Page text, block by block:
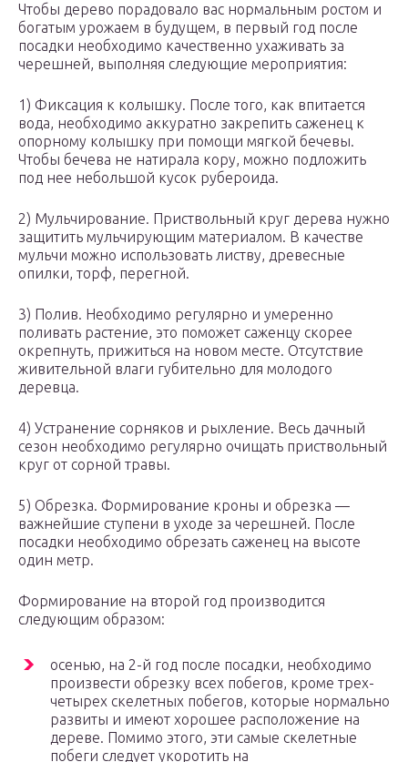
Чтобы дерево порадовало вас нормальным ростом и
богатым урожаем в будущем, в первый год после
посадки необходимо качественно ухаживать за
черешней, выполняя следующие мероприятия:
1) Фиксация к колышку. После того, как впитается
вода, необходимо аккуратно закрепить саженец к
опорному колышку при помощи мягкой бечевы.
Чтобы бечева не натирала кору, можно подложить
под нее небольшой кусок рубероида.
2) Мульчирование. Приствольный круг дерева нужно
защитить мульчирующим материалом. В качестве
мульчи можно использовать листву, древесные
опилки, торф, перегной.
3) Полив. Необходимо регулярно и умеренно
поливать растение, это поможет саженцу скорее
окрепнуть, прижиться на новом месте. Отсутствие
живительной влаги губительно для молодого
деревца.
4) Устранение сорняков и рыхление. Весь дачный
сезон необходимо регулярно очищать приствольный
круг от сорной травы.
5) Обрезка. Формирование кроны и обрезка —
важнейшие ступени в уходе за черешней. После
посадки необходимо обрезать саженец на высоте
один метр.
Формирование на второй год производится
следующим образом:
осенью, на 2-й год после посадки, необходимо
произвести обрезку всех побегов, кроме трех-
четырех скелетных побегов, которые нормально
развиты и имеют хорошее расположение на
дереве. Помимо этого, эти самые скелетные
побеги следует укоротить на